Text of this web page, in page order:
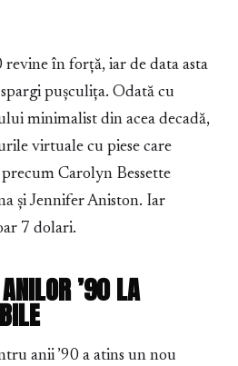
revine în forță, iar de data asta
pușculița. Odată cu
minimalist din acea decadă,
virtuale cu piese care
Carolyn Bessette
și Jennifer Aniston. Iar
7 dolari.
’90 LA
anii ’90 a atins un nou